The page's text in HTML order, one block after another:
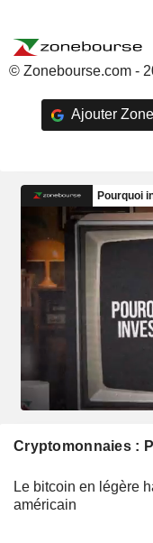
© Zonebourse.com -
Ajouter
Cryptomonnaies :
Le bitcoin en légère
américain